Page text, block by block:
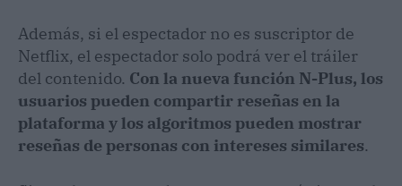
Además, si el espectador no es suscriptor de
Netflix, el espectador solo podrá ver el tráiler
del contenido. Con la nueva función N-Plus, los
usuarios pueden compartir reseñas en la
plataforma y los algoritmos pueden mostrar
reseñas de personas con intereses similares.